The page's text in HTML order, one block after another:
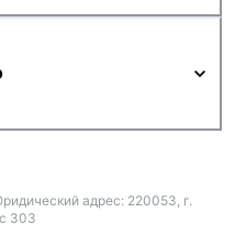
адрес: 220053, г.
303